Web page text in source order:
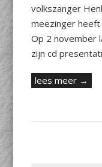
volkszanger
meezinger
Op 2 november
zijn cd
lees meer →